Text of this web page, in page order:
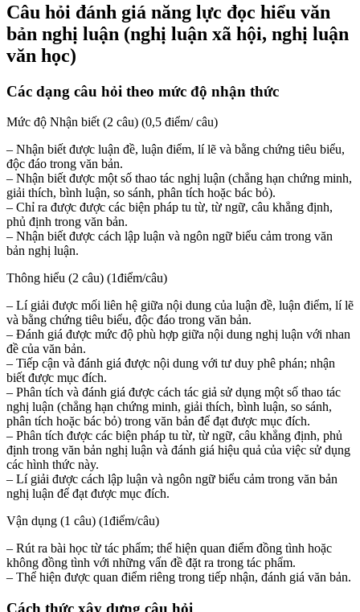
Câu hỏi đánh giá năng lực đọc hiểu văn
bản nghị luận (nghị luận xã hội, nghị luận
văn học)
Các dạng câu hỏi theo mức độ nhận thức
Mức độ Nhận biết (2 câu) (0,5 điểm/ câu)
– Nhận biết được luận đề, luận điểm, lí lẽ và bằng chứng tiêu biểu,
độc đáo trong văn bản.
– Nhận biết được một số thao tác nghị luận (chẳng hạn chứng minh,
giải thích, bình luận, so sánh, phân tích hoặc bác bỏ).
– Chỉ ra được được các biện pháp tu từ, từ ngữ, câu khẳng định,
phủ định trong văn bản.
– Nhận biết được cách lập luận và ngôn ngữ biểu cảm trong văn
bản nghị luận.
Thông hiểu (2 câu) (1điểm/câu)
– Lí giải được mối liên hệ giữa nội dung của luận đề, luận điểm, lí lẽ
và bằng chứng tiêu biểu, độc đáo trong văn bản.
– Đánh giá được mức độ phù hợp giữa nội dung nghị luận với nhan
đề của văn bản.
– Tiếp cận và đánh giá được nội dung với tư duy phê phán; nhận
biết được mục đích.
– Phân tích và đánh giá được cách tác giả sử dụng một số thao tác
nghị luận (chẳng hạn chứng minh, giải thích, bình luận, so sánh,
phân tích hoặc bác bỏ) trong văn bản để đạt được mục đích.
– Phân tích được các biện pháp tu từ, từ ngữ, câu khẳng định, phủ
định trong văn bản nghị luận và đánh giá hiệu quả của việc sử dụng
các hình thức này.
– Lí giải được cách lập luận và ngôn ngữ biểu cảm trong văn bản
nghị luận để đạt được mục đích.
Vận dụng (1 câu) (1điểm/câu)
– Rút ra bài học từ tác phẩm; thể hiện quan điểm đồng tình hoặc
không đồng tình với những vấn đề đặt ra trong tác phẩm.
– Thể hiện được quan điểm riêng trong tiếp nhận, đánh giá văn bản.
Cách thức xây dựng câu hỏi